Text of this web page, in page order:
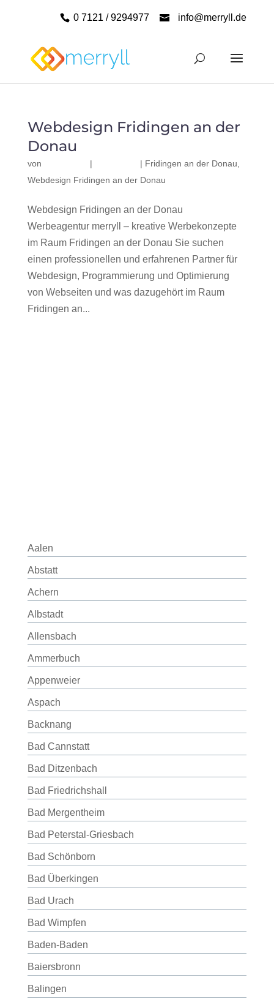
0 7121 / 9294977 info@merryll.de
Webdesign Fridingen an der
Donau
von | | Fridingen an der Donau
Webdesign Fridingen an der Donau
Webdesign Fridingen an der Donau
Werbeagentur merryll – kreative Werbekonzepte
im Raum Fridingen an der Donau Sie suchen
einen professionellen und erfahrenen Partner für
Webdesign, Programmierung und Optimierung
von Webseiten und was dazugehört im Raum
Fridingen an...
Aalen
Abstatt
Achern
Albstadt
Allensbach
Ammerbuch
Appenweier
Aspach
Backnang
Bad Cannstatt
Bad Ditzenbach
Bad Friedrichshall
Bad Mergentheim
Bad Peterstal-Griesbach
Bad Schönborn
Bad Überkingen
Bad Urach
Bad Wimpfen
Baden-Baden
Baiersbronn
Balingen